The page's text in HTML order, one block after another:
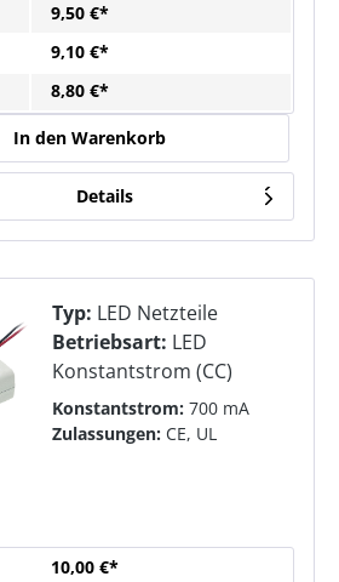
9,50 €*
9,10 €*
8,80 €*
In den Warenkorb
Details
Typ: LED Netzteile
Betriebsart: LED
Konstantstrom (CC)
Konstantstrom: 700 mA
Zulassungen: CE, UL
10,00 €*